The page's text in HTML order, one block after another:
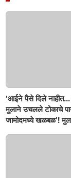
'आईने पैसे दिले
मुलाने उचलले टोकाचे
जामोदमध्ये खळबळ'!